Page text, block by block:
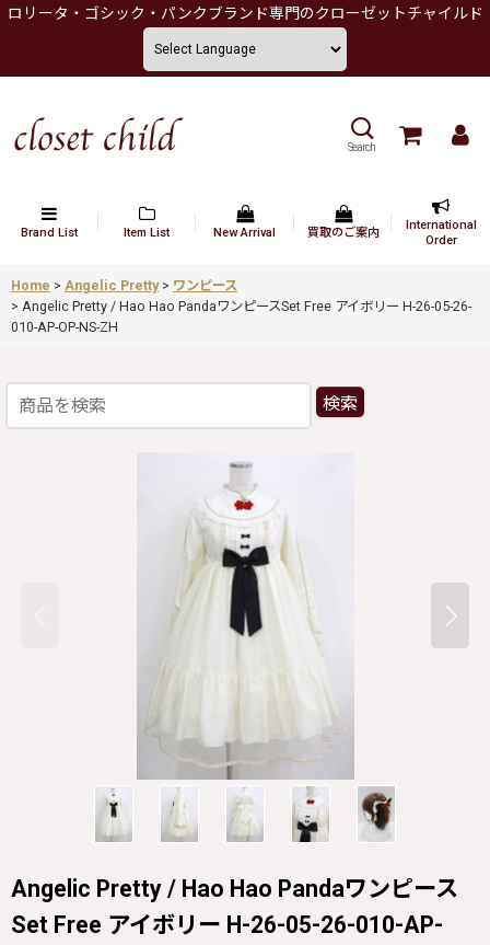
ロリータ・ゴシック・パンクブランド専門のクローゼットチャイルド
Search
Brand List Item List New Arrival 買取のご案内
International
Order
Home > Angelic Pretty > ワンピース
> Angelic Pretty / Hao Hao PandaワンピースSet Free アイボリー H-26-05-26-
010-AP-OP-NS-ZH
検索
Angelic Pretty / Hao Hao Pandaワンピース
Set Free アイボリー H-26-05-26-010-AP-